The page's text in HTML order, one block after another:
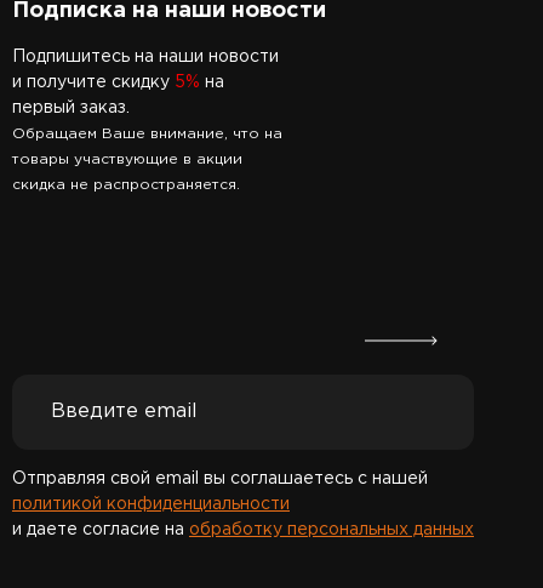
Подписка на наши новости
Подпишитесь на наши новости
и получите скидку 5% на
первый заказ.
Обращаем Ваше внимание, что на
товары участвующие в акции
скидка не распространяется.
Отправляя свой email вы соглашаетесь с нашей
политикой конфиденциальности
и даете согласие на обработку персональных данных